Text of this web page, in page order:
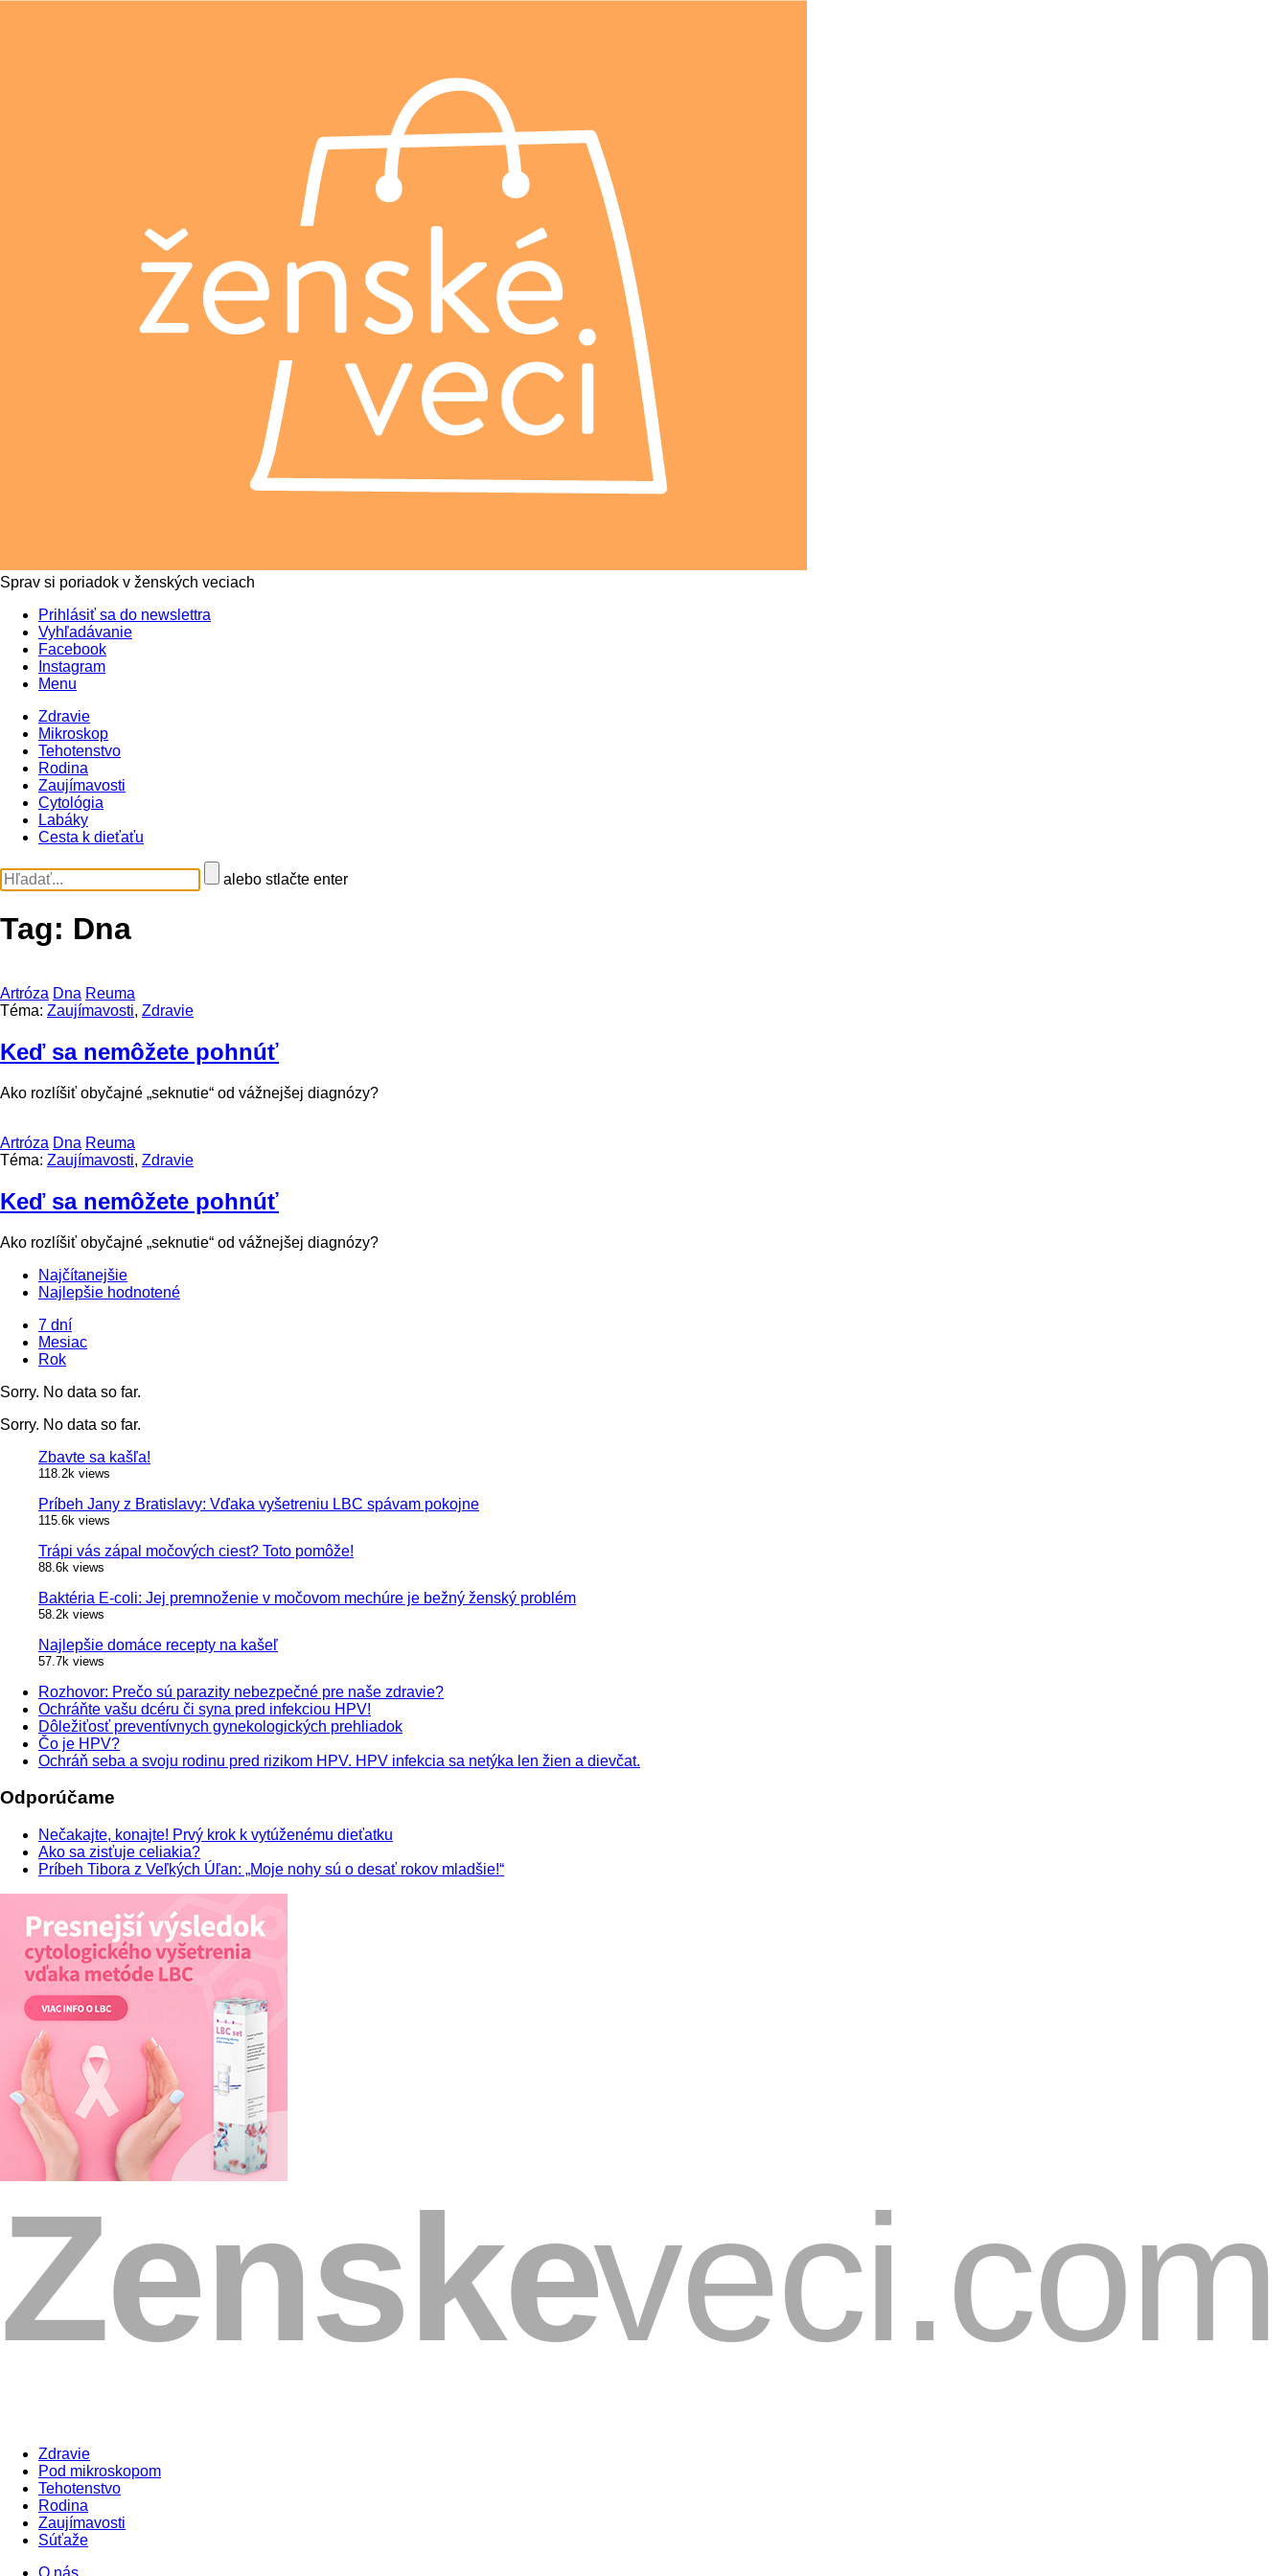
Sprav si poriadok v ženských veciach
Prihlásiť sa do newslettra
Vyhľadávanie
Facebook
Instagram
Menu
Zdravie
Mikroskop
Tehotenstvo
Rodina
Zaujímavosti
Cytológia
Labáky
Cesta k dieťaťu
alebo stlačte enter
Tag: Dna
Artróza Dna Reuma
Téma: Zaujímavosti, Zdravie
Keď sa nemôžete pohnúť
Ako rozlíšiť obyčajné „seknutie“ od vážnejšej diagnózy?
Artróza Dna Reuma
Téma: Zaujímavosti, Zdravie
Keď sa nemôžete pohnúť
Ako rozlíšiť obyčajné „seknutie“ od vážnejšej diagnózy?
Najčítanejšie
Najlepšie hodnotené
7 dní
Mesiac
Rok
Sorry. No data so far.
Sorry. No data so far.
Zbavte sa kašľa!
118.2k views
Príbeh Jany z Bratislavy: Vďaka vyšetreniu LBC spávam pokojne
115.6k views
Trápi vás zápal močových ciest? Toto pomôže!
88.6k views
Baktéria E-coli: Jej premnoženie v močovom mechúre je bežný ženský problém
58.2k views
Najlepšie domáce recepty na kašeľ
57.7k views
Rozhovor: Prečo sú parazity nebezpečné pre naše zdravie?
Ochráňte vašu dcéru či syna pred infekciou HPV!
Dôležiťosť preventívnych gynekologických prehliadok
Čo je HPV?
Ochráň seba a svoju rodinu pred rizikom HPV. HPV infekcia sa netýka len žien a dievčat.
Odporúčame
Nečakajte, konajte! Prvý krok k vytúženému dieťatku
Ako sa zisťuje celiakia?
Príbeh Tibora z Veľkých Úľan: „Moje nohy sú o desať rokov mladšie!“
Zdravie
Pod mikroskopom
Tehotenstvo
Rodina
Zaujímavosti
Súťaže
O nás